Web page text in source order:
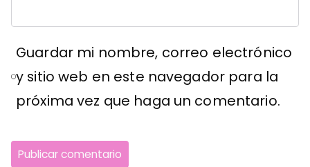
Guardar mi nombre, correo electrónico
y sitio web en este navegador para la
próxima vez que haga un comentario.